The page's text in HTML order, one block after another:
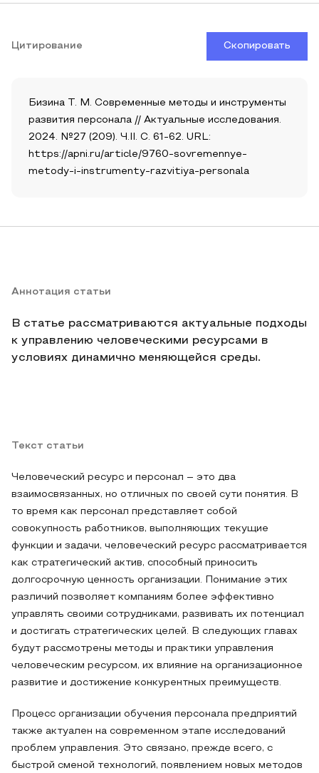
Цитирование Скопировать
Бизина Т. М. Современные методы и инструменты
развития персонала // Актуальные исследования.
2024. №27 (209). Ч.II. С. 61-62. URL:
https://apni.ru/article/9760-sovremennye-
metody-i-instrumenty-razvitiya-personala
Аннотация статьи
В статье рассматриваются актуальные подходы
к управлению человеческими ресурсами в
условиях динамично меняющейся среды.
Текст статьи
Человеческий ресурс и персонал – это два
взаимосвязанных, но отличных по своей сути понятия. В
то время как персонал представляет собой
совокупность работников, выполняющих текущие
функции и задачи, человеческий ресурс рассматривается
как стратегический актив, способный приносить
долгосрочную ценность организации. Понимание этих
различий позволяет компаниям более эффективно
управлять своими сотрудниками, развивать их потенциал
и достигать стратегических целей. В следующих главах
будут рассмотрены методы и практики управления
человеческим ресурсом, их влияние на организационное
развитие и достижение конкурентных преимуществ.
Процесс организации обучения персонала предприятий
также актуален на современном этапе исследований
проблем управления. Это связано, прежде всего, с
быстрой сменой технологий, появлением новых методов